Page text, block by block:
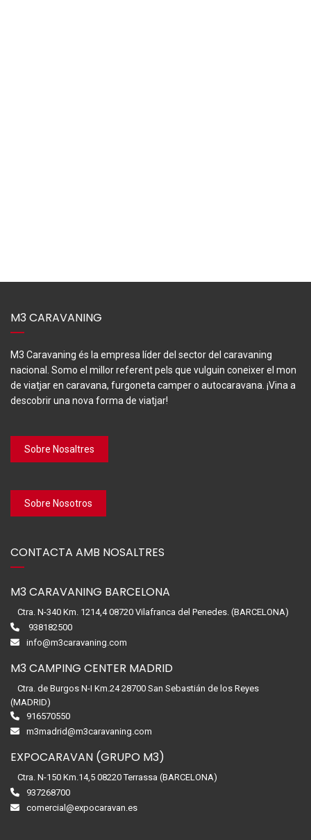
M3 CARAVANING
M3 Caravaning és la empresa líder del sector del caravaning
nacional. Somo el millor referent pels que vulguin coneixer el mon
de viatjar en caravana, furgoneta camper o autocaravana. ¡Vina a
descobrir una nova forma de viatjar!
Sobre Nosaltres
Sobre Nosotros
CONTACTA AMB NOSALTRES
M3 CARAVANING BARCELONA
Ctra. N-340 Km. 1214,4 08720 Vilafranca del Penedes. (BARCELONA)
938182500
info@m3caravaning.com
M3 CAMPING CENTER MADRID
Ctra. de Burgos N-I Km.24 28700 San Sebastián de los Reyes
(MADRID)
916570550
m3madrid@m3caravaning.com
EXPOCARAVAN (GRUPO M3)
Ctra. N-150 Km.14,5 08220 Terrassa (BARCELONA)
937268700
comercial@expocaravan.es